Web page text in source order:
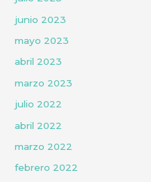
junio 2023
mayo 2023
abril 2023
marzo 2023
julio 2022
abril 2022
marzo 2022
febrero 2022